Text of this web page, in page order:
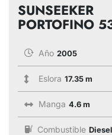
SUNSEEKER
PORTOFINO
Año 2005
Eslora 17.35 m
Manga 4.6 m
Combustible Diesel